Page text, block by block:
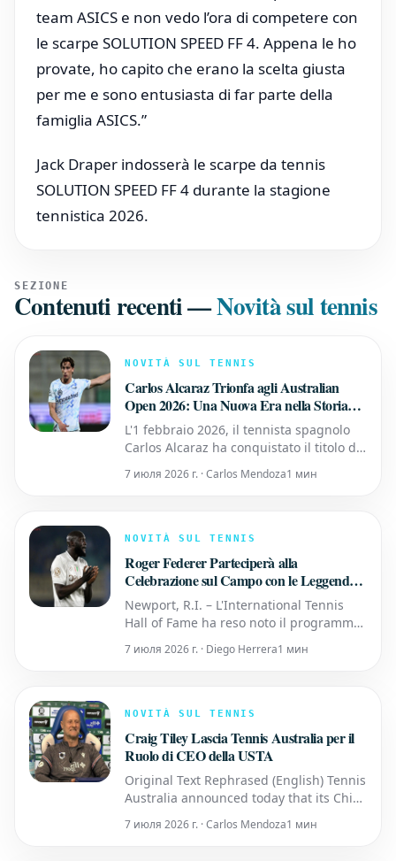
team ASICS e non vedo l’ora di competere con
le scarpe SOLUTION SPEED FF 4. Appena le ho
provate, ho capito che erano la scelta giusta
per me e sono entusiasta di far parte della
famiglia ASICS.”
Jack Draper indosserà le scarpe da tennis
SOLUTION SPEED FF 4 durante la stagione
tennistica 2026.
SEZIONE
Contenuti recenti—Novità sul tennis
NOVITÀ SUL TENNIS
Carlos Alcaraz Trionfa agli Australian
Open 2026: Una Nuova Era nella Storia
del Tennis
L'1 febbraio 2026, il tennista spagnolo
Carlos Alcaraz ha conquistato il titolo di
singolare maschile agli Australian Open,
superando Novak Djokovic in una finale
Melbourne, Alcaraz ha raggiunto un
7 июля 2026 г. · Carlos Mendoza1 мин
NOVITÀ SUL TENNIS
Roger Federer Parteciperà alla
Celebrazione sul Campo con le Leggende
del Tennis durante il Weekend di Induzione
della Classe 2026
Newport, R.I. – L'International Tennis
Hall of Fame ha reso noto il programma
per la Celebrazione dell'Induzione del
2026, che si svolgerà dal 27 al 29 agosto.
Giocatori, mentre l'acclamata
7 июля 2026 г. · Diego Herrera1 мин
NOVITÀ SUL TENNIS
Craig Tiley Lascia Tennis Australia per il
Ruolo di CEO della USTA
Original Text Rephrased (English) Tennis
Australia announced today that its Chief
Executive Officer, Craig Tiley, has
accepted the position of CEO at the
7 июля 2026 г. · Carlos Mendoza1 мин